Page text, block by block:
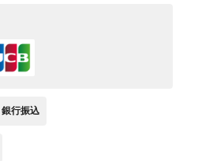
銀行振込